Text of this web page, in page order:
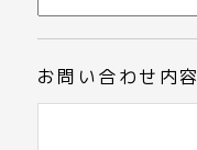
お問い合わせ内容